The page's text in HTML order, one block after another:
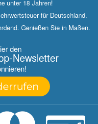
unter 18 Jahren!
für Deutschland.
Genießen Sie in Maßen.
den
Newsletter